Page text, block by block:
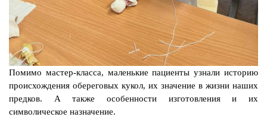
Помимо мастер-класса, маленькие пациенты узнали историю
происхождения обереговых кукол, их значение в жизни наших
предков. А также особенности изготовления и их
символическое назначение.